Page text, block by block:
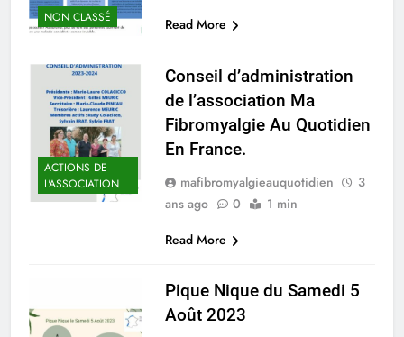
NON CLASSÉ
Read More
ACTIONS DE
L'ASSOCIATION
Conseil d’administration
de l’association Ma
Fibromyalgie Au Quotidien
En France.
mafibromyalgieauquotidien
3
ans ago
0
1 min
Read More
Pique Nique du Samedi 5
Août 2023